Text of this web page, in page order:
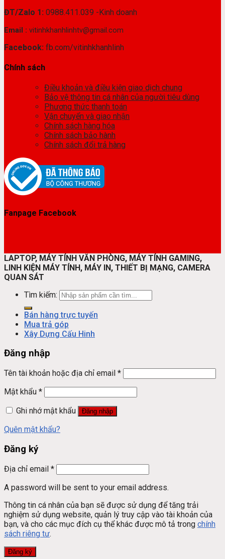
ĐT/Zalo 1: 0988.411.039 -Kinh doanh
Email : vitinhkhanhlinhtv@gmail.com
Facebook: fb.com/vitinhkhanhlinh
Chính sách
Điều khoản và điều kiện giao dịch chung
Bảo vệ thông tin cá nhân của người tiêu dùng
Phương thức thanh toán
Vận chuyển và giao nhận
Chính sách hàng hóa
Chính sách bảo hành
Chính sách đổi trả hàng
Fanpage Facebook
LAPTOP, MÁY TÍNH VĂN PHÒNG, MÁY TÍNH GAMING,
LINH KIỆN MÁY TÍNH, MÁY IN, THIẾT BỊ MẠNG, CAMERA
QUAN SÁT
Tìm kiếm:
Bán hàng trực tuyến
Mua trả góp
Xây Dựng Cấu Hinh
Đăng nhập
Tên tài khoản hoặc địa chỉ email *
Mật khẩu *
Ghi nhớ mật khẩu
Đăng nhập
Quên mật khẩu?
Đăng ký
Địa chỉ email *
A password will be sent to your email address.
Thông tin cá nhân của bạn sẽ được sử dụng để tăng trải
nghiệm sử dụng website, quản lý truy cập vào tài khoản của
bạn, và cho các mục đích cụ thể khác được mô tả trong chính
sách riêng tư.
Đăng ký